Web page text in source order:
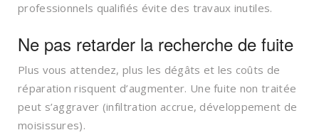
professionnels qualifiés évite des travaux inutiles.
Ne pas retarder la recherche de fuite
Plus vous attendez, plus les dégâts et les coûts de
réparation risquent d’augmenter. Une fuite non traitée
peut s’aggraver (infiltration accrue, développement de
moisissures).